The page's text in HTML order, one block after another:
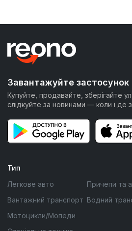
Завантажуйте застосунок
Купуйте, продавайте, зберігайте
слідкуйте за новинами — коли і де
Тип
Легкове авто
Вантажний транспорт
Мотоцикли/Мопеди
Причепи та
Водний